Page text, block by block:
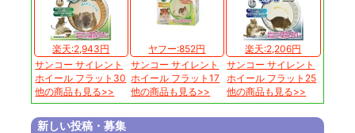
楽天:2,943円
サンコー サイレント
ホイール フラット30
他の商品も見る>>
ヤフー:852円
サンコー サイレント
ホイール フラット17
他の商品も見る>>
楽天:2,206円
サンコー サイレント
ホイール フラット25
他の商品も見る>>
新しい投稿・募集